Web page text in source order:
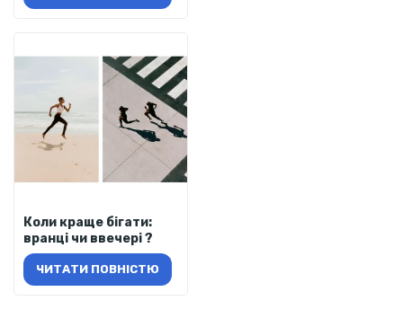
Коли краще бігати:
вранці чи ввечері ?
ЧИТАТИ ПОВНІСТЮ